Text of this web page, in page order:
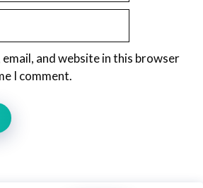
email, and website in this browser
I comment.